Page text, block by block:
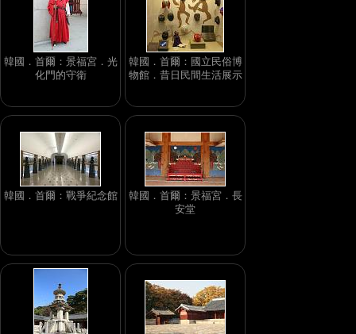
韓國．首爾：景福宮．光
化門的守衛
韓國．首爾：國立民俗博
物館．昔日民間生活展示
韓國．首爾：戰爭紀念館
韓國．首爾：景福宮．長
安堂